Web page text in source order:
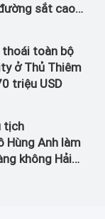
sắt cao
thoái toàn bộ
ở Thủ Thiêm
triệu USD
tịch
Hùng Anh làm
không Hải